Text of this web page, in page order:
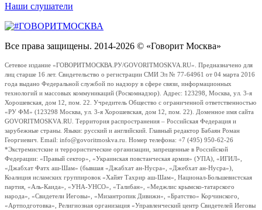
Наши слушатели
Все права защищены. 2014-2026 © «Говорит Москва»
Сетевое издание «ГОВОРИТМОСКВА.РУ/GOVORITMOSKVA.RU». Предназначено для
лиц старше 16 лет. Свидетельство о регистрации СМИ Эл № 77-64961 от 04 марта 2016
года выдано Федеральной службой по надзору в сфере связи, информационных
технологий и массовых коммуникаций (Роскомнадзор). Адрес: 123298, Москва, ул. 3-я
Хорошевская, дом 12, пом. 22. Учредитель Общество с ограниченной ответственностью
«РУ ФМ» (123298 Москва, ул. 3-я Хорошевская, дом 12, пом. 22). Доменное имя сайта
GOVORITMOSKVA.RU. Территория распространения – Российская Федерация и
зарубежные страны. Языки: русский и английский. Главный редактор Бабаян Роман
Георгиевич. Email: info@govoritmoskva.ru. Номер телефона: +7 (495) 950-62-26
*Экстремистские и террористические организации, запрещенные в Российской
Федерации: «Правый сектор», «Украинская повстанческая армия» (УПА), «ИГИЛ»,
«Джабхат Фатх аш-Шам» (бывшая «Джабхат ан-Нусра», «Джебхат ан-Нусра»),
Коалиция исламских группировок «Хайят Тахрир аш-Шам», Национал-Большевистская
партия, «Аль-Каида», «УНА-УНСО», «Талибан», «Меджлис крымско-татарского
народа», «Свидетели Иеговы», «Мизантропик Дивижн», «Братство» Корчинского,
«Артподготовка», Религиозная организация «Управленческий центр Свидетелей Иеговы